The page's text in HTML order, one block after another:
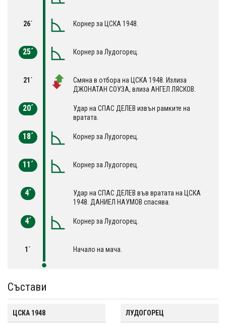
26´ Корнер за ЦСКА 1948.
25´ Корнер за Лудогорец.
21´
Смяна в отбора на ЦСКА 1948. Излиза
ДЖОНАТАН СОУЗА, влиза АНГЕЛ ЛЯСКОВ.
20´
Удар на СПАС ДЕЛЕВ извън рамките на
вратата.
18´ Корнер за Лудогорец.
11´ Корнер за Лудогорец.
4´
Удар на СПАС ДЕЛЕВ във вратата на ЦСКА
1948. ДАНИЕЛ НАУМОВ спасява.
4´ Корнер за Лудогорец.
1´ Начало на мача.
Състави
ЦСКА 1948 ЛУДОГОРЕЦ